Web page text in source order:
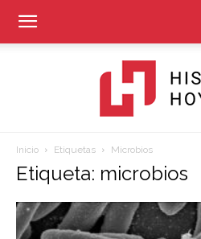
Hoy
Inicio Etiquetas Microbios
Etiqueta: microbios